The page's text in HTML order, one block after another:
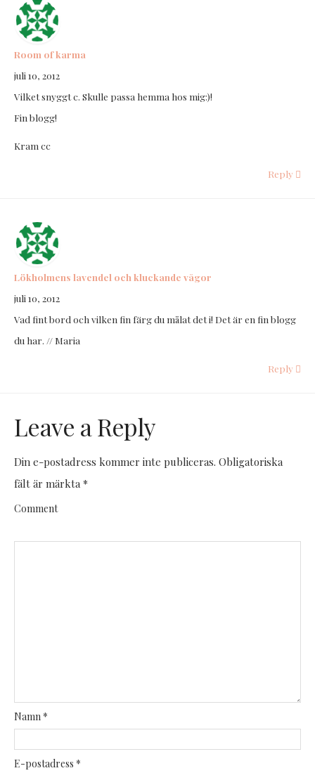
Room of karma
juli 10, 2012
Vilket snyggt c. Skulle passa hemma hos mig:)!
Fin blogg!
Kram cc
Reply
Lökholmens lavendel och kluckande vågor
juli 10, 2012
Vad fint bord och vilken fin färg du målat det i! Det är en fin blogg
du har. // Maria
Reply
Leave a Reply
Din e-postadress kommer inte publiceras. Obligatoriska
fält är märkta*
Comment
Namn *
E-postadress *